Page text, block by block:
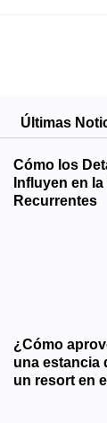
Últimas
Cómo los
Influyen en
Recurrentes
¿Cómo
una estancia
un resort en